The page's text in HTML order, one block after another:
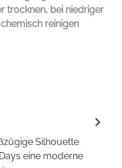
trocknen, bei niedriger
reinigen
Silhouette
eine moderne